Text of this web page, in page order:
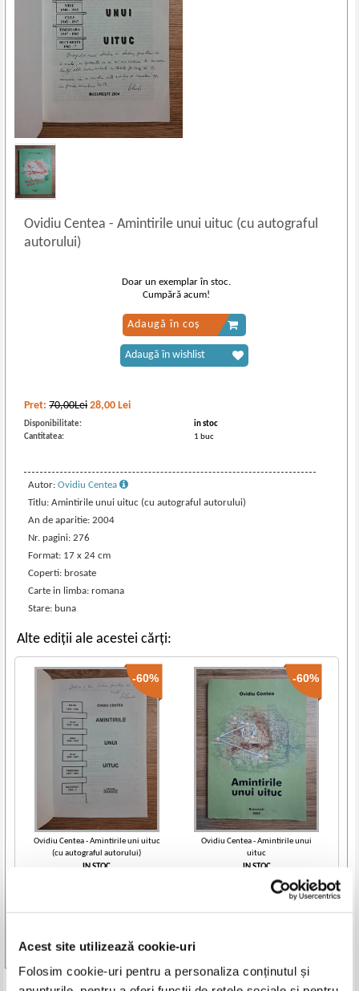
Acest site utilizează cookie-uri
Folosim cookie-uri pentru a personaliza conținutul și
Ovidiu Centea- Amintirile unui uituc (cu autograful
autorului)
Pret:70,00Lei 28,00 Lei
Disponibilitate:
in stoc
Cantitatea:
1 buc
Autor:Ovidiu Centea
Titlu: Amintirile unui uituc (cu autograful autorului)
An de aparitie: 2004
Nr. pagini: 276
Format: 17 x 24 cm
Coperti: brosate
Carte in limba: romana
Stare: buna
Doar un exemplar în stoc.
Cumpără acum!
Adaugă în coș
Adaugă în wishlist
Alte ediții ale acestei cărți:
-60%
Ovidiu Centea - Amintirile uni uituc
(cu autograful autorului)
IN STOC
-60%
Ovidiu Centea - Amintirile unui
uituc
IN STOC
20,00 Lei
Adaugă în coș
Vezi toate edițiile »